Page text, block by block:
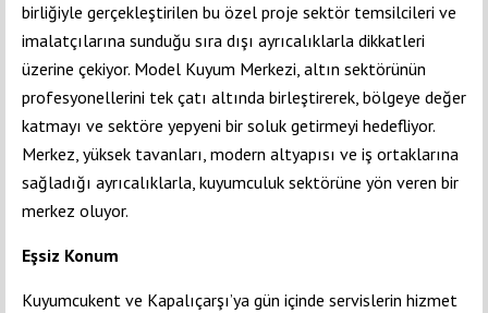
birliğiyle gerçekleştirilen bu özel proje sektör temsilcileri ve
imalatçılarına sunduğu sıra dışı ayrıcalıklarla dikkatleri
üzerine çekiyor. Model Kuyum Merkezi, altın sektörünün
profesyonellerini tek çatı altında birleştirerek, bölgeye değer
katmayı ve sektöre yepyeni bir soluk getirmeyi hedefliyor.
Merkez, yüksek tavanları, modern altyapısı ve iş ortaklarına
sağladığı ayrıcalıklarla, kuyumculuk sektörüne yön veren bir
merkez oluyor.
Eşsiz Konum
Kuyumcukent ve Kapalıçarşı’ya gün içinde servislerin hizmet